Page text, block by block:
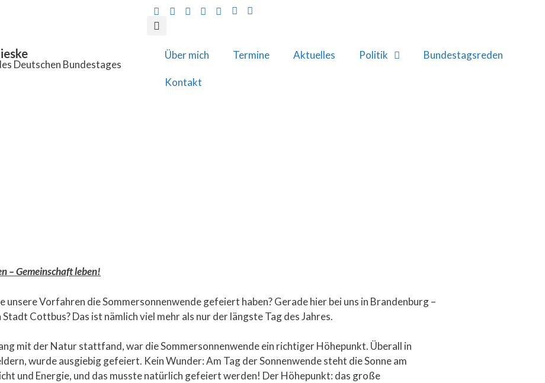
Deutschen Bundestages
Über mich Termine Aktuelles Politik Bundestagsreden
Kontakt
– Gemeinschaft leben!
unsere Vorfahren die Sommersonnenwende gefeiert haben? Gerade hier bei uns in Brandenburg –
Cottbus? Das ist nämlich viel mehr als nur der längste Tag des Jahres.
mit der Natur stattfand, war die Sommersonnenwende ein richtiger Höhepunkt. Überall in
wurde ausgiebig gefeiert. Kein Wunder: Am Tag der Sonnenwende steht die Sonne am
und Energie, und das musste natürlich gefeiert werden! Der Höhepunkt: das große